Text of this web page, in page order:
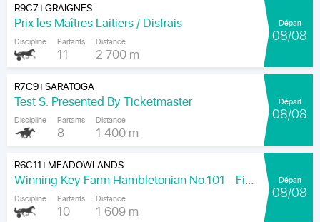
R9C7 |GRAIGNES
Prix les Maîtres Laitiers / Disfrais
Discipline Partants
11
Distance
2 700 m
Départ
08/08
R7C9|SARATOGA
Test S. Presented By Ticketmaster
Discipline Partants
8
Distance
1 400 m
Départ
08/08
R6C11 | MEADOWLANDS
Winning Key Farm Hambletonian No.101 - Final
Discipline Partants
10
Distance
1 609 m
Départ
08/08